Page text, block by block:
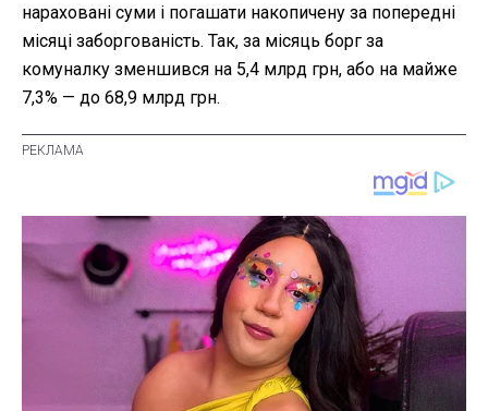
нараховані суми і погашати накопичену за попередні
місяці заборгованість. Так, за місяць борг за
комуналку зменшився на 5,4 млрд грн, або на майже
7,3% — до 68,9 млрд грн.